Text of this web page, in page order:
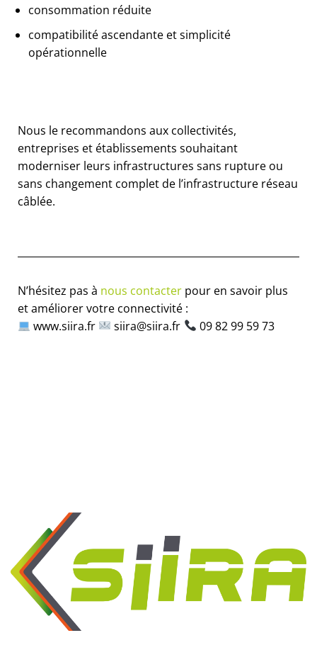
consommation réduite
compatibilité ascendante et simplicité
opérationnelle
Nous le recommandons aux collectivités,
entreprises et établissements souhaitant
moderniser leurs infrastructures sans rupture ou
sans changement complet de l’infrastructure réseau
câblée.
N’hésitez pas à nous contacter pour en savoir plus
et améliorer votre connectivité :
www.siira.fr
siira@siira.fr 09 82 99 59 73